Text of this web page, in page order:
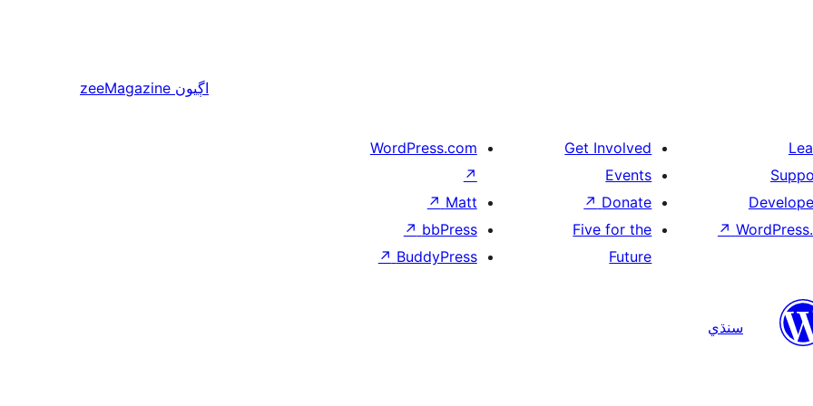
اڳيون zeeMagazine
↗
Get Involved
Events
Donate
↗
Five for the
Future
WordPress.com
↗
Matt
↗
bbPress
↗
BuddyPress
↗
سنڌي